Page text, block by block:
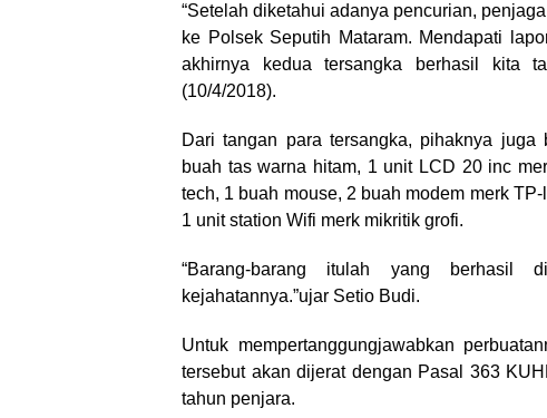
“Setelah diketahui adanya pencurian,
ke Polsek Seputih Mataram. Mendapati
akhirnya kedua tersangka berhasil kita
(10/4/2018).
Dari tangan para tersangka, pihaknya
buah tas warna hitam, 1 unit LCD 20 inc
tech, 1 buah mouse, 2 buah modem merk
1 unit station Wifi merk mikritik grofi.
“Barang-barang itulah yang berhasil
kejahatannya.”ujar Setio Budi.
Untuk mempertanggungjawabkan
tersebut akan dijerat dengan Pasal 363
tahun penjara.